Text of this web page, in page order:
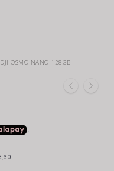
DJI OSMO NANO 128GB